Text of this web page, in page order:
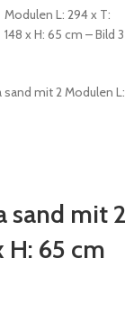
mit 2 Modulen L:
sand mit 2
H: 65 cm